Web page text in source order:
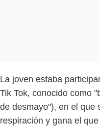
La joven estaba
Tik Tok, conocido como
de desmayo"), en el que
respiración y gana el